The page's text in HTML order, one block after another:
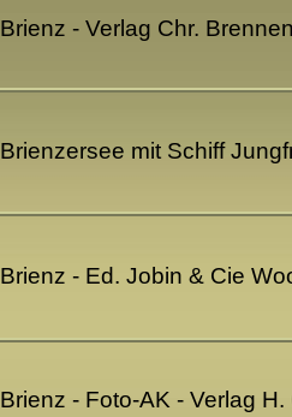
Brienz - Verlag Chr.
Brienzersee mit Schiff
Brienz - Ed. Jobin & Cie
Brienz - Foto-AK - Verlag